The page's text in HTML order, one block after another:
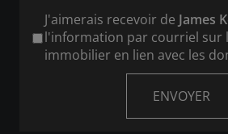
J'aimerais recevoir de James
l'information par courriel sur
immobilier en lien avec les